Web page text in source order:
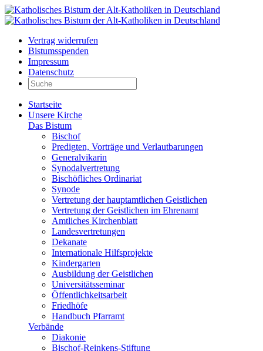
Vertrag widerrufen
Bistumsspenden
Impressum
Datenschutz
Startseite
Unsere Kirche
Das Bistum
Bischof
Predigten, Vorträge und Verlautbarungen
Generalvikarin
Synodalvertretung
Bischöfliches Ordinariat
Synode
Vertretung der hauptamtlichen Geistlichen
Vertretung der Geistlichen im Ehrenamt
Amtliches Kirchenblatt
Landesvertretungen
Dekanate
Internationale Hilfsprojekte
Kindergarten
Ausbildung der Geistlichen
Universitätsseminar
Öffentlichkeitsarbeit
Friedhöfe
Handbuch Pfarramt
Verbände
Diakonie
Bischof-Reinkens-Stiftung